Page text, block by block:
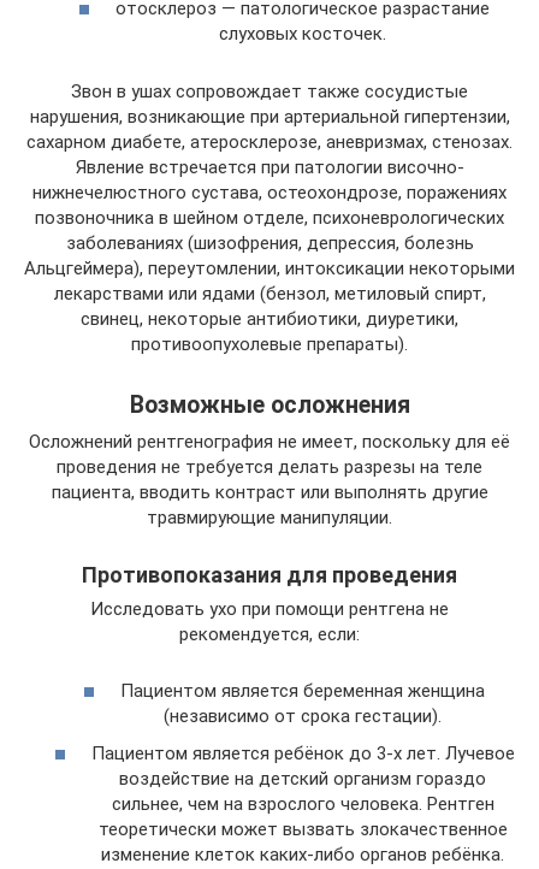
отосклероз — патологическое разрастание
слуховых косточек.
Звон в ушах сопровождает также сосудистые
нарушения, возникающие при артериальной гипертензии,
сахарном диабете, атеросклерозе, аневризмах, стенозах.
Явление встречается при патологии височно-
нижнечелюстного сустава, остеохондрозе, поражениях
позвоночника в шейном отделе, психоневрологических
заболеваниях (шизофрения, депрессия, болезнь
Альцгеймера), переутомлении, интоксикации некоторыми
лекарствами или ядами (бензол, метиловый спирт,
свинец, некоторые антибиотики, диуретики,
противоопухолевые препараты).
Возможные осложнения
Осложнений рентгенография не имеет, поскольку для её
проведения не требуется делать разрезы на теле
пациента, вводить контраст или выполнять другие
травмирующие манипуляции.
Противопоказания для проведения
Исследовать ухо при помощи рентгена не
рекомендуется, если:
Пациентом является беременная женщина
(независимо от срока гестации).
Пациентом является ребёнок до 3-х лет. Лучевое
воздействие на детский организм гораздо
сильнее, чем на взрослого человека. Рентген
теоретически может вызвать злокачественное
изменение клеток каких-либо органов ребёнка.